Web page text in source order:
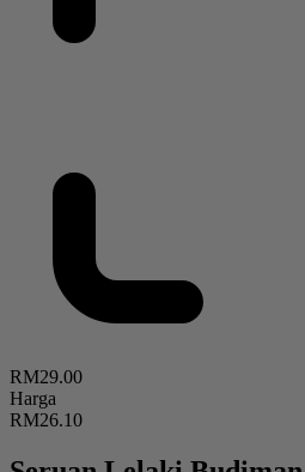
RM29.00
Harga
RM26.10